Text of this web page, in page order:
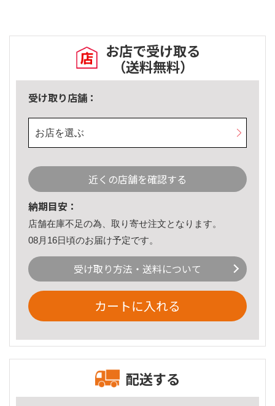
お店で受け取る
（送料無料）
受け取り店舗：
お店を選ぶ
近くの店舗を確認する
納期目安：
店舗在庫不足の為、取り寄せ注文となります。
08月16日頃のお届け予定です。
受け取り方法・送料について
カートに入れる
配送する